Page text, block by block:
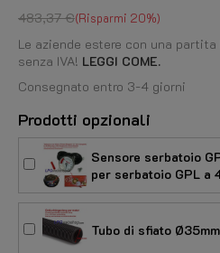
483,37 € Risparmi 20%
Le aziende estere con una
senza IVA! LEGGI COME.
Consegnato entro 3-4 giorni
Prodotti opzionali
Sensore serbatoio
per serbatoio GPL a
Tubo di sfiato